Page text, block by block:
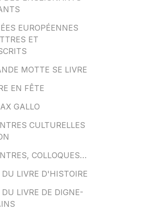
EUROPÉENNES
ET
MOTTE SE LIVRE
EN FÊTE
GALLO
CULTURELLES
COLLOQUES…
LIVRE D'HISTOIRE
LIVRE DE DIGNE-